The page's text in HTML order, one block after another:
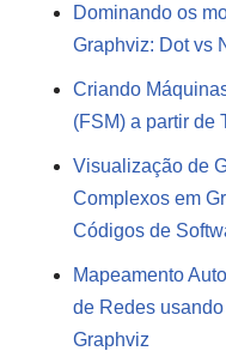
Dominando os
Graphviz: Dot vs
Criando
(FSM) a partir de
Visualização de
Complexos em
Códigos de
Mapeamento
de Redes
Graphviz